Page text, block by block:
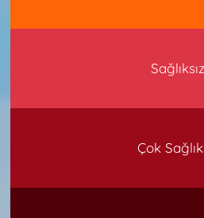
Sağlıksız
Çok